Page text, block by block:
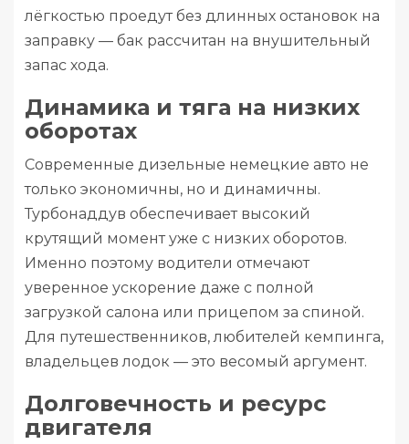
лёгкостью проедут без длинных остановок на
заправку — бак рассчитан на внушительный
запас хода.
Динамика и тяга на низких
оборотах
Современные дизельные немецкие авто не
только экономичны, но и динамичны.
Турбонаддув обеспечивает высокий
крутящий момент уже с низких оборотов.
Именно поэтому водители отмечают
уверенное ускорение даже с полной
загрузкой салона или прицепом за спиной.
Для путешественников, любителей кемпинга,
владельцев лодок — это весомый аргумент.
Долговечность и ресурс
двигателя